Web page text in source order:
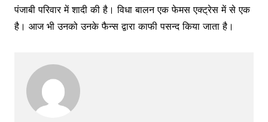
पंजाबी परिवार में शादी की है। विधा बालन एक फेमस एक्ट्रेस में से एक
है। आज भी उनको उनके फैन्स द्वारा काफी पसन्द किया जाता है।